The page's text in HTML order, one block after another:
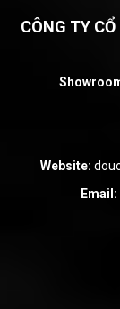
CÔNG TY
Website:
Email: